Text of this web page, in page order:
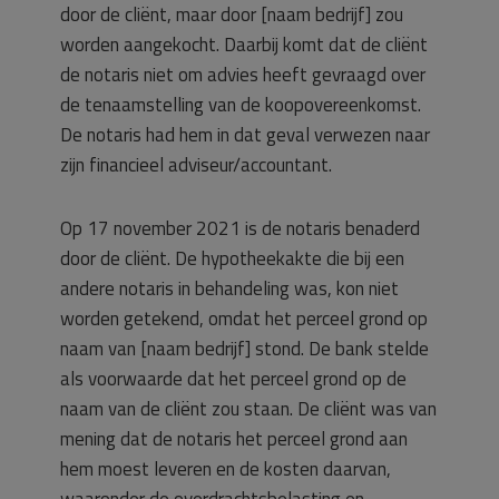
door de cliënt, maar door [naam bedrijf] zou
worden aangekocht. Daarbij komt dat de cliënt
de notaris niet om advies heeft gevraagd over
de tenaamstelling van de koopovereenkomst.
De notaris had hem in dat geval verwezen naar
zijn financieel adviseur/accountant.
Op 17 november 2021 is de notaris benaderd
door de cliënt. De hypotheekakte die bij een
andere notaris in behandeling was, kon niet
worden getekend, omdat het perceel grond op
naam van [naam bedrijf] stond. De bank stelde
als voorwaarde dat het perceel grond op de
naam van de cliënt zou staan. De cliënt was van
mening dat de notaris het perceel grond aan
hem moest leveren en de kosten daarvan,